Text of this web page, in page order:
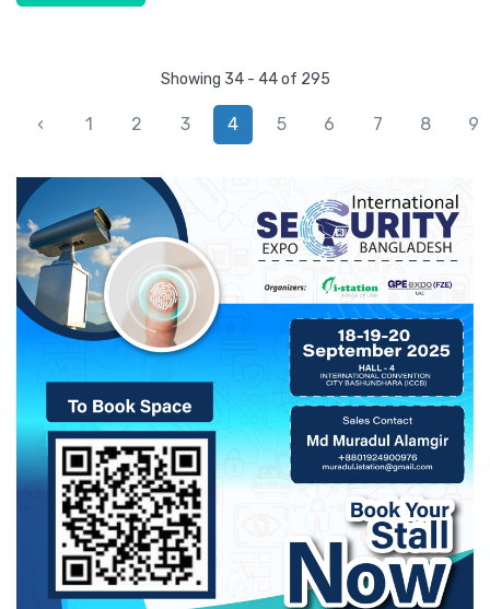
Showing 34 - 44 of 295
‹ 1 2 3 4 5 6 7 8 9